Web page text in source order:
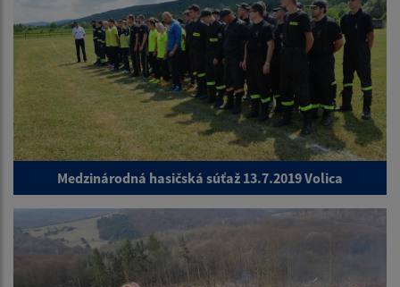
Medzinárodná hasičská súťaž 13.7.2019 Volica